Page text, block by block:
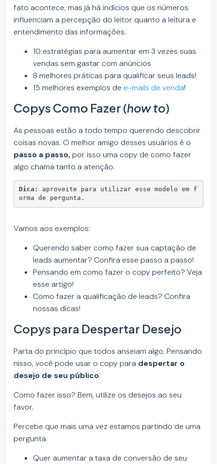
fato acontece, mas já há indícios que os números
influenciam a percepção do leitor quanto a leitura e
entendimento das informações.
10 estratégias para aumentar em 3 vezes suas
vendas sem gastar com anúncios
8 melhores práticas para qualificar seus leads!
15 melhores exemplos dee-mails de venda!
Copys Como Fazer (how to)
As pessoas estão a todo tempo querendo descobrir
coisas novas. O melhor amigo desses usuários é o
passo a passo,por isso uma copy de como fazer
algo chama tanto a atenção.
Dica:
aproveite para utilizar esse modelo em f
orma de pergunta.
Vamos aos exemplos:
Querendo saber como fazer sua captação de
leads aumentar? Confira esse passo a passo!
Pensando em como fazer o copy perfeito? Veja
esse artigo!
Como fazer a qualificação de leads? Confira
nossas dicas!
Copys para Despertar Desejo
Parta do princípio que todos anseiam algo. Pensando
nisso, você pode usar o copy para despertar o
desejo de seu público.
Como fazer isso? Bem, utilize os desejos ao seu
favor.
Percebe que mais uma vez estamos partindo de uma
pergunta.
Quer aumentar a taxa de conversão de seu